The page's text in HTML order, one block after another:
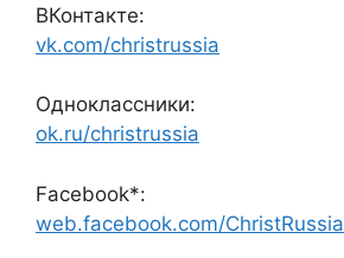
ВКонтакте:
vk.com/christrussia
Одноклассники:
ok.ru/christrussia
Facebook*:
web.facebook.com/ChristRussia